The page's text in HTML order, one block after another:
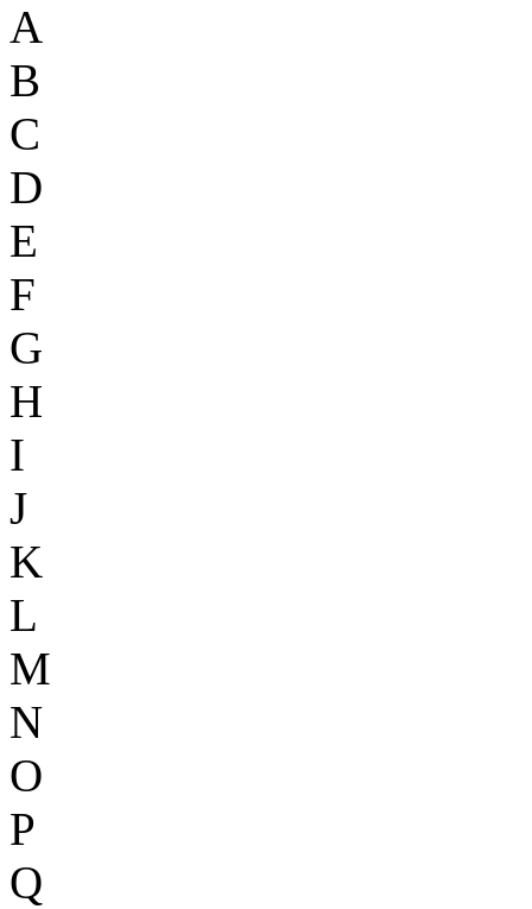
A
B
C
D
E
F
G
H
I
J
K
L
M
N
O
P
Q